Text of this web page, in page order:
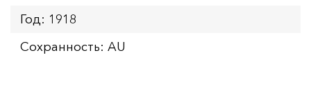
Год: 1918
Сохранность: AU